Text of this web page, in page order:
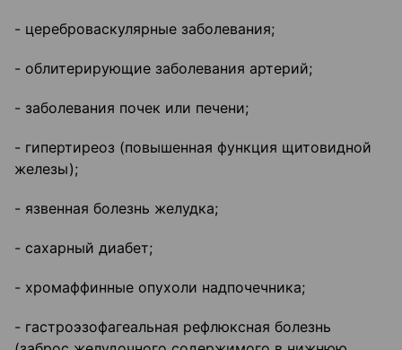
- цереброваскулярные заболевания;
- облитерирующие заболевания артерий;
- заболевания почек или печени;
- гипертиреоз (повышенная функция щитовидной
железы);
- язвенная болезнь желудка;
- сахарный диабет;
- хромаффинные опухоли надпочечника;
- гастроэзофагеальная рефлюксная болезнь